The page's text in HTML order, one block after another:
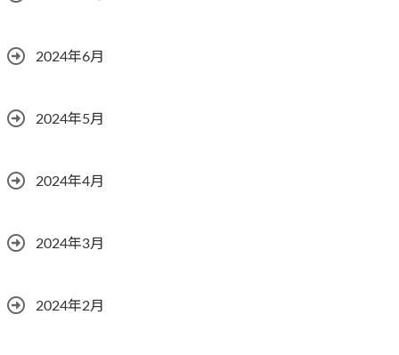
2024年6月
2024年5月
2024年4月
2024年3月
2024年2月